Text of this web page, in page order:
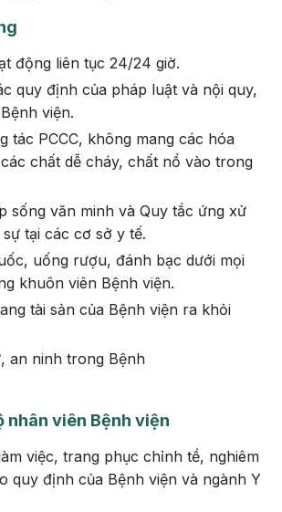
động liên tục 24/24 giờ.
quy định của pháp luật và nội quy,
viện.
tác PCCC, không mang các hóa
chất dễ cháy, chất nổ vào trong
sống văn minh và Quy tắc ứng xử
tại các cơ sở y tế.
uống rượu, đánh bạc dưới mọi
khuôn viên Bệnh viện.
tài sản của Bệnh viện ra khỏi
an ninh trong Bệnh
nhân viên Bệnh viện
việc, trang phục chỉnh tề, nghiêm
quy định của Bệnh viện và ngành Y